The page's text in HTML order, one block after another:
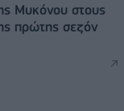
Μυκόνου στους
πρώτης σεζόν